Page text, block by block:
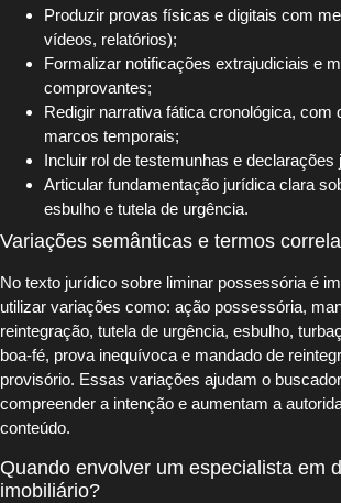
Produzir provas físicas e digitais com
vídeos, relatórios);
Formalizar notificações extrajudiciais e
comprovantes;
Redigir narrativa fática cronológica, com
marcos temporais;
Incluir rol de testemunhas e declarações
Articular fundamentação jurídica clara
esbulho e tutela de urgência.
Variações semânticas e termos
No texto jurídico sobre liminar possessória é
utilizar variações como: ação possessória,
reintegração, tutela de urgência, esbulho,
boa-fé, prova inequívoca e mandado de
provisório. Essas variações ajudam o
compreender a intenção e aumentam a
conteúdo.
Quando envolver um especialista em
imobiliário?